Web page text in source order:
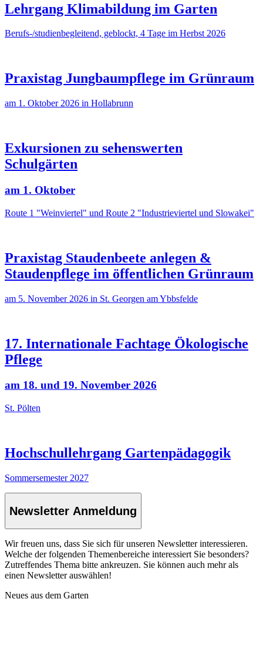
Lehrgang Klimabildung im Garten
Berufs-/studienbegleitend, geblockt, 4 Tage im Herbst 2026
Praxistag Jungbaumpflege im Grünraum
am 1. Oktober 2026 in Hollabrunn
Exkursionen zu sehenswerten
Schulgärten
am 1. Oktober
Route 1 "Weinviertel" und Route 2 "Industrieviertel und Slowakei"
Praxistag Staudenbeete anlegen &
Staudenpflege im öffentlichen Grünraum
am 5. November 2026 in St. Georgen am Ybbsfelde
17. Internationale Fachtage Ökologische
Pflege
am 18. und 19. November 2026
St. Pölten
Hochschullehrgang Gartenpädagogik
Sommersemester 2027
Newsletter Anmeldung
Wir freuen uns, dass Sie sich für unseren Newsletter interessieren.
Welche der folgenden Themenbereiche interessiert Sie besonders?
Zutreffendes Thema bitte ankreuzen. Sie können auch mehr als
einen Newsletter auswählen!
Neues aus dem Garten